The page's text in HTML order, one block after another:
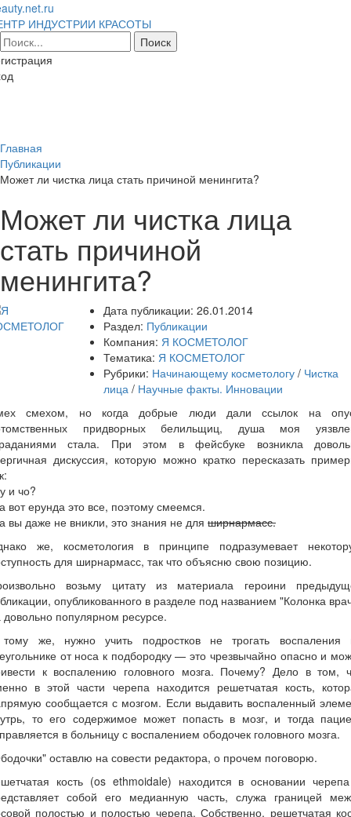
ИНДУСТРИИ КРАСОТЫ
Главная
Публикации
Может ли чистка лица стать причиной менингита?
Может ли чистка лица
стать причиной
менингита?
Дата публикации: 26.01.2014
Раздел: Публикации
Компания: Я КОСМЕТОЛОГ
Тематика: Я КОСМЕТОЛОГ
Рубрики: Начинающему косметологу / Чистка
лица / Научные факты. Инновации
смехом, но когда добрые люди дали ссылок на
придворных белильщиц, душа моя
стала. При этом в фейсбуке возникла
дискуссия, которую можно кратко пересказать
и чо?
вот ерунда это все, поэтому смеемся.
вы даже не вникли, это знания не для ширнармасс.
же, косметология в принципе подразумевает
для ширнармасс, так что объясню свою позицию.
возьму цитату из материала героини
опубликованного в разделе под названием "Колонка
довольно популярном ресурсе.
же, нужно учить подростков не трогать воспаления
от носа к подбородку — это чрезвычайно опасно и
к воспалению головного мозга. Почему? Дело в том,
в этой части черепа находится решетчатая кость,
сообщается с мозгом. Если выдавить воспаленный
то его содержимое может попасть в мозг, и тогда
в больницу с воспалением ободочек головного мозга.
оставлю на совести редактора, о прочем поговорю.
кость (os ethmoidale) находится в основании
собой его медианную часть, служа границей
полостью и полостью черепа. Собственно, решетчатая